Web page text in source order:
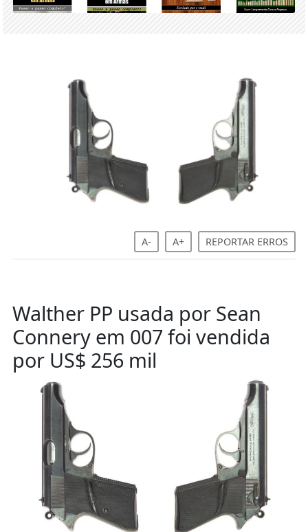
A- A+ REPORTAR ERROS
Walther PP usada por Sean
Connery em 007 foi vendida
por US$ 256 mil